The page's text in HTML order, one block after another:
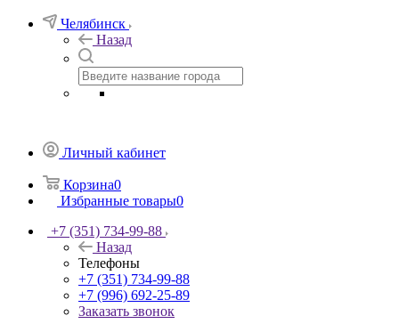
Челябинск
Назад
Личный кабинет
Корзина0
Избранные товары0
+7 (351) 734-99-88
Назад
Телефоны
+7 (351) 734-99-88
+7 (996) 692-25-89
Заказать звонок